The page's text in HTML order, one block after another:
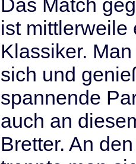
Das Match
ist mittlerweile
Klassiker.
sich und
spannende
auch an
Bretter. An